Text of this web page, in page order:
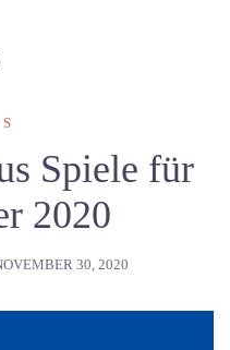
Spiele für
2020
30, 2020